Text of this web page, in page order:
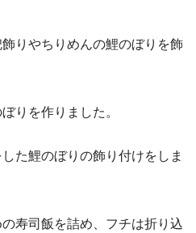
りやちりめんの鯉のぼりを飾
りを作りました。
た鯉のぼりの飾り付けをしま
寿司飯を詰め、フチは折り込